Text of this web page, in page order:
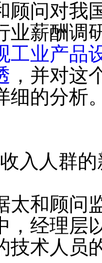
问对我国
业薪酬调
工业产品
，并对这
细的分析
人群的
和顾问监
，经理层
技术人员